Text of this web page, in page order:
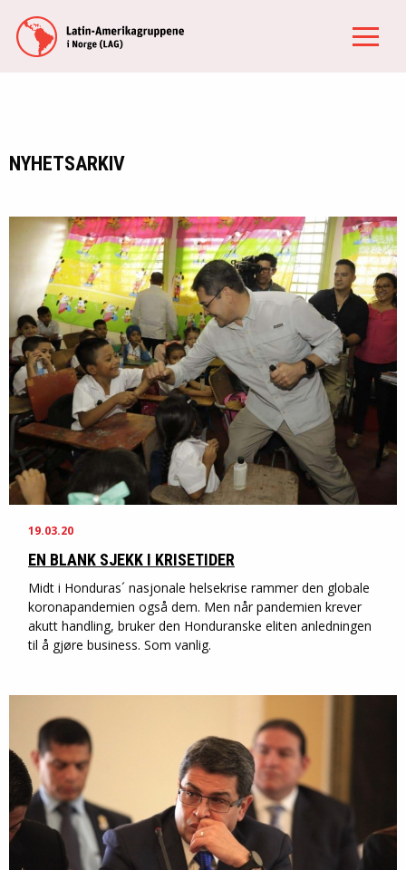
NYHETSARKIV
19.03.20
EN BLANK SJEKK I KRISETIDER
Midt i Honduras´ nasjonale helsekrise rammer den globale
koronapandemien også dem. Men når pandemien krever
akutt handling, bruker den Honduranske eliten anledningen
til å gjøre business. Som vanlig.